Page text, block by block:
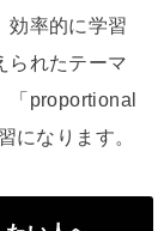
効率的に学習
られたテーマ
「proportional
になります。